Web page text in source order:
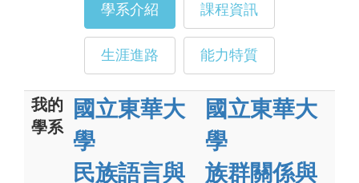
學系介紹 課程資訊
生涯進路 能力特質
我的
學系
國立東華大
學
民族語言與
國立東華大
學
族群關係與